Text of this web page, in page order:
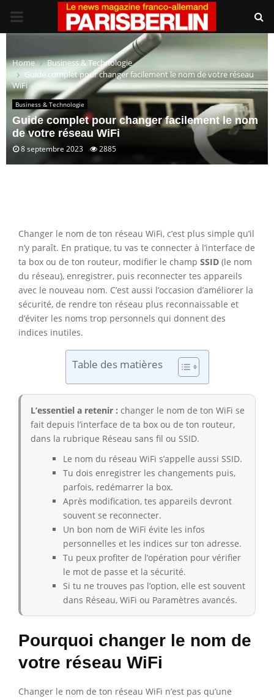
PRIMARY
Home
Business & Technologie
Guide complet pour changer facilement le nom de votre réseau
WiFi
Business & Technologie
Guide complet pour changer facilement le nom
de votre réseau WiFi
8 septembre 2023 2885
Changer le nom de ton réseau WiFi, c’est plus simple qu’il
n’y paraît. En pratique, tu vas te connecter à l’interface de
ta box ou de ton routeur, modifier le champ SSID (le nom
du réseau), enregistrer, puis reconnecter tes appareils
avec le nouveau nom. C’est aussi l’occasion d’améliorer la
sécurité, de rendre ton réseau plus reconnaissable et
d’éviter les noms trop personnels qui donnent des
indices inutiles.
Table des matières
L’essentiel a retenir : changer le nom de ton WiFi se
fait depuis l’interface de ta box ou de ton routeur,
dans la rubrique Réseau sans fil ou SSID.
Le nom du réseau WiFi s’appelle aussi SSID.
Tu dois enregistrer les changements puis,
parfois, redémarrer la box.
Après modification, tes appareils devront
souvent se reconnecter.
Un bon nom de WiFi évite les infos
personnelles et les indices sur ton adresse.
Tu peux profiter de l’opération pour vérifier
le mot de passe et la sécurité.
Si tu ne trouves pas l’option, elle est souvent
dans Réseau, WiFi ou Paramètres avancés.
Pourquoi changer le nom de
votre réseau WiFi
Changer le nom de ton réseau WiFi n’est pas qu’une